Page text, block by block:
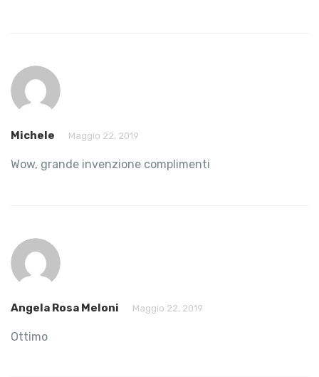
Michele Maggio 22, 2019
Wow, grande invenzione complimenti
Angela Rosa Meloni Maggio 22, 2019
Ottimo